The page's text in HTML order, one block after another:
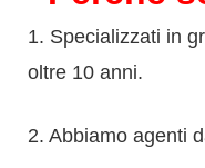
1. Specializzati in
oltre 10 anni.
2. Abbiamo agenti